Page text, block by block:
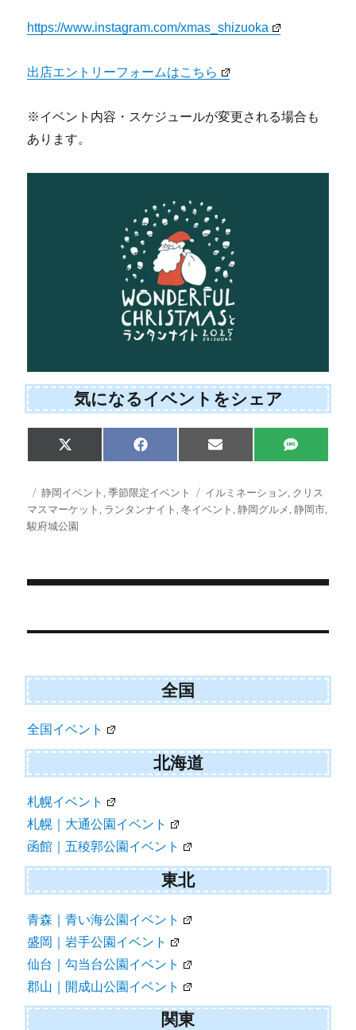
https://www.instagram.com/xmas_shizuoka
出店エントリーフォームはこちら
※イベント内容・スケジュールが変更される場合も
あります。
気になるイベントをシェア
Share
on
X
(
w
t
t
Share
on
F
a
e
b
o
Share
on
E
m
i
l
Share
on
S
M
投
稿
日:
カ
テ
ゴ
静岡イベント ,季節限定イベント
タ
グ
イルミネーション, クリス
マスマーケット , ランタンナイト ,冬イベント ,静岡グルメ,静岡市,
駿府城公園
稿
ビ
ゲ
ー
シ
ョ
ン
全国
全国イベント
北海道
札幌イベント
札幌｜大通公園イベント
函館｜五稜郭公園イベント
東北
青森｜青い海公園イベント
盛岡｜岩手公園イベント
仙台｜勾当台公園イベント
郡山｜開成山公園イベント
関東